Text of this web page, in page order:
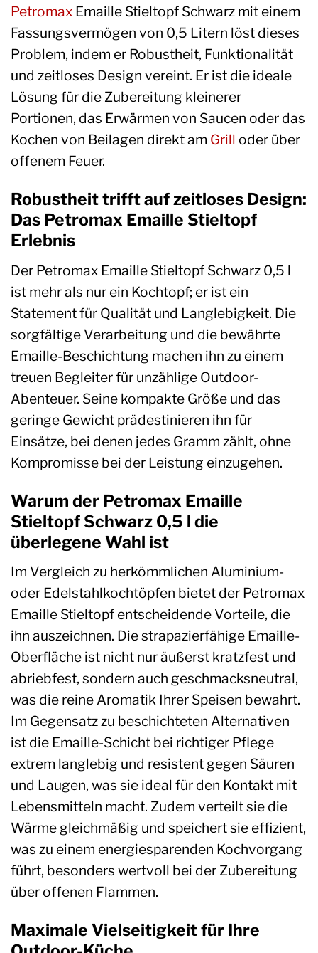
Petromax Emaille Stieltopf Schwarz mit einem
Fassungsvermögen von 0,5 Litern löst dieses
Problem, indem er Robustheit, Funktionalität
und zeitloses Design vereint. Er ist die ideale
Lösung für die Zubereitung kleinerer
Portionen, das Erwärmen von Saucen oder das
Kochen von Beilagen direkt am Grill oder über
offenem Feuer.
Robustheit trifft auf zeitloses Design:
Das Petromax Emaille Stieltopf
Erlebnis
Der Petromax Emaille Stieltopf Schwarz 0,5 l
ist mehr als nur ein Kochtopf; er ist ein
Statement für Qualität und Langlebigkeit. Die
sorgfältige Verarbeitung und die bewährte
Emaille-Beschichtung machen ihn zu einem
treuen Begleiter für unzählige Outdoor-
Abenteuer. Seine kompakte Größe und das
geringe Gewicht prädestinieren ihn für
Einsätze, bei denen jedes Gramm zählt, ohne
Kompromisse bei der Leistung einzugehen.
Warum der Petromax Emaille
Stieltopf Schwarz 0,5 l die
überlegene Wahl ist
Im Vergleich zu herkömmlichen Aluminium-
oder Edelstahlkochtöpfen bietet der Petromax
Emaille Stieltopf entscheidende Vorteile, die
ihn auszeichnen. Die strapazierfähige Emaille-
Oberfläche ist nicht nur äußerst kratzfest und
abriebfest, sondern auch geschmacksneutral,
was die reine Aromatik Ihrer Speisen bewahrt.
Im Gegensatz zu beschichteten Alternativen
ist die Emaille-Schicht bei richtiger Pflege
extrem langlebig und resistent gegen Säuren
und Laugen, was sie ideal für den Kontakt mit
Lebensmitteln macht. Zudem verteilt sie die
Wärme gleichmäßig und speichert sie effizient,
was zu einem energiesparenden Kochvorgang
führt, besonders wertvoll bei der Zubereitung
über offenen Flammen.
Maximale Vielseitigkeit für Ihre